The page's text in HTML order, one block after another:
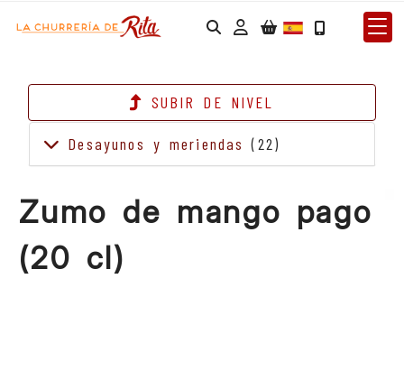
IDENTIFÍCATE
SUBIR DE NIVEL
Desayunos y meriendas(22)
Zumo de mango pago
(20 cl)